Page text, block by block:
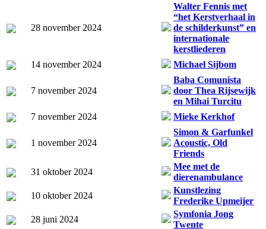
28 november 2024
Walter Fennis met
“het Kerstverhaal in
de schilderkunst” en
internationale
kerstliederen
14 november 2024
Michael Sijbom
7 november 2024
Baba Comunista
door Thea Rijsewijk
en Mihai Turcitu
7 november 2024
Mieke Kerkhof
1 november 2024
Simon & Garfunkel
Acoustic, Old
Friends
31 oktober 2024
Mee met de
dierenambulance
10 oktober 2024
Kunstlezing
Frederike Upmeijer
28 juni 2024
Symfonia Jong
Twente